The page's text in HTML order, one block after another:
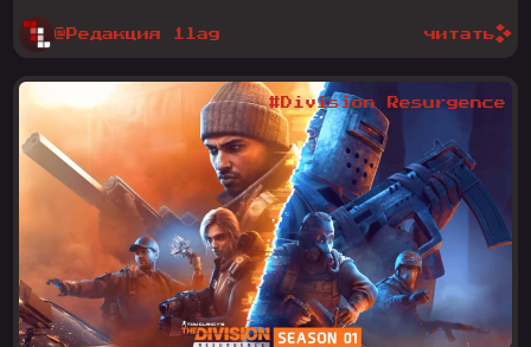
@Редакция 1lag читать
#Division Resurgence